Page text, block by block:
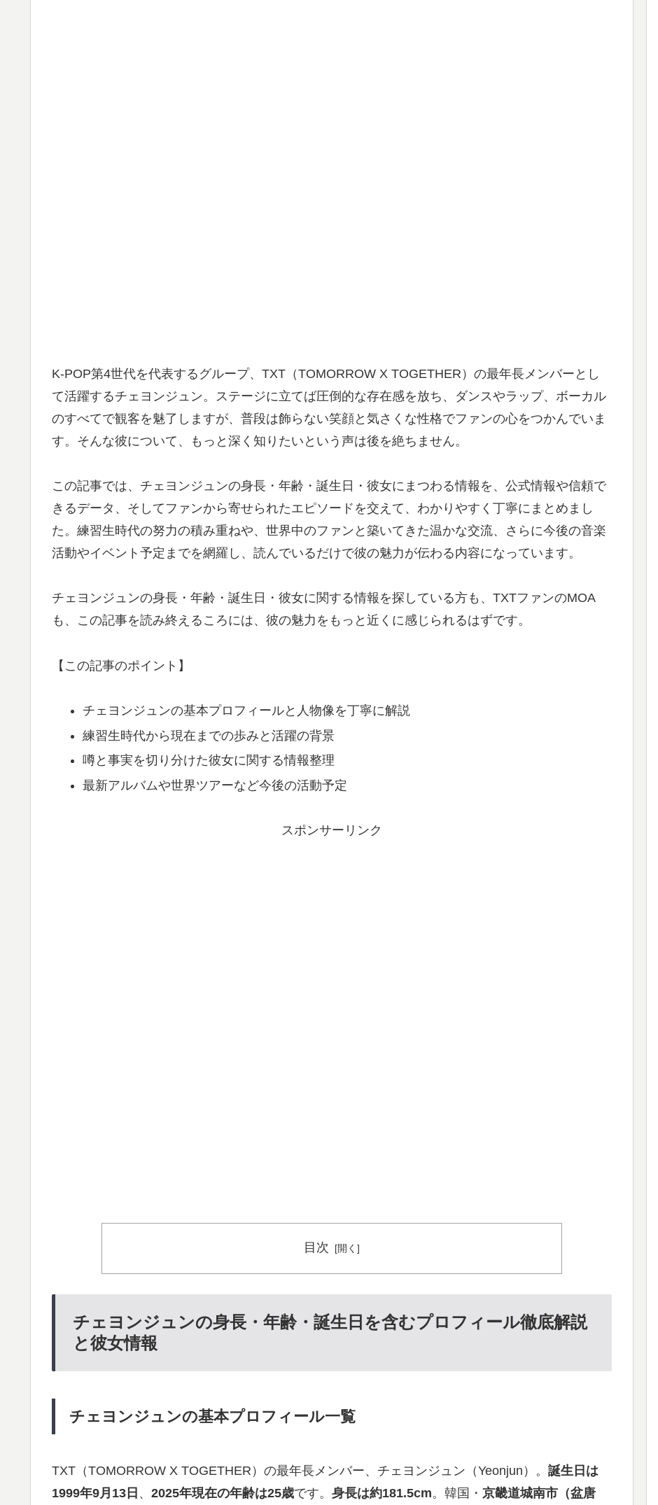
K-POP第4世代を代表するグループ、TXT（TOMORROW X TOGETHER）の最年長メンバーとし
て活躍するチェヨンジュン。ステージに立てば圧倒的な存在感を放ち、ダンスやラップ、ボーカル
のすべてで観客を魅了しますが、普段は飾らない笑顔と気さくな性格でファンの心をつかんでいま
す。そんな彼について、もっと深く知りたいという声は後を絶ちません。
この記事では、チェヨンジュンの身長・年齢・誕生日・彼女にまつわる情報を、公式情報や信頼で
きるデータ、そしてファンから寄せられたエピソードを交えて、わかりやすく丁寧にまとめまし
た。練習生時代の努力の積み重ねや、世界中のファンと築いてきた温かな交流、さらに今後の音楽
活動やイベント予定までを網羅し、読んでいるだけで彼の魅力が伝わる内容になっています。
チェヨンジュンの身長・年齢・誕生日・彼女に関する情報を探している方も、TXTファンのMOA
も、この記事を読み終えるころには、彼の魅力をもっと近くに感じられるはずです。
【この記事のポイント】
チェヨンジュンの基本プロフィールと人物像を丁寧に解説
練習生時代から現在までの歩みと活躍の背景
噂と事実を切り分けた彼女に関する情報整理
最新アルバムや世界ツアーなど今後の活動予定
スポンサーリンク
目次
チェヨンジュンの身長・年齢・誕生日を含むプロフィール徹底解説
と彼女情報
チェヨンジュンの基本プロフィール一覧
TXT（TOMORROW X TOGETHER）の最年長メンバー、チェヨンジュン（Yeonjun）。 誕生日は
1999年9月13日 、 2025年現在の年齢は25歳です。 身長は約181.5cm。韓国・ 京畿道城南市（盆唐